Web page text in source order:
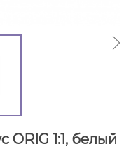
ORIG 1:1, белый